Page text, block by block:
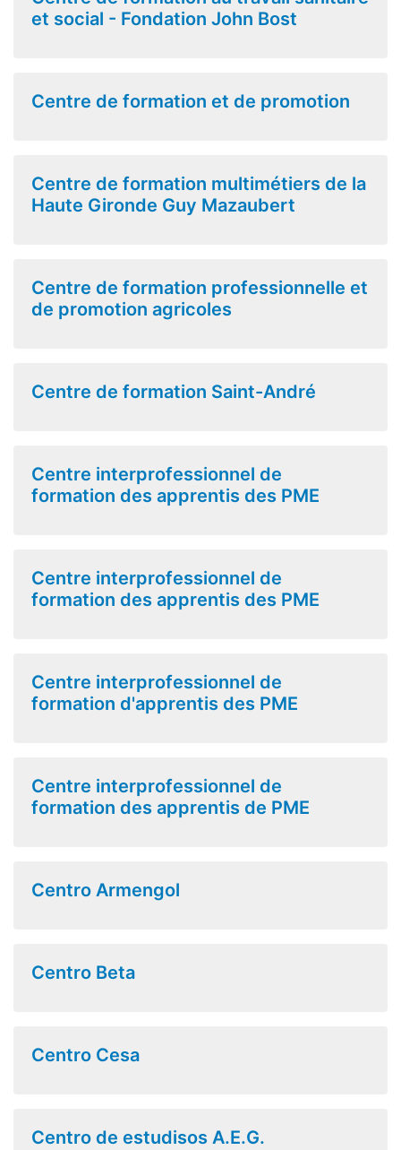
et social - Fondation John Bost
Centre de formation et de promotion
Centre de formation multimétiers de la
Haute Gironde Guy Mazaubert
Centre de formation professionnelle et
de promotion agricoles
Centre de formation Saint-André
Centre interprofessionnel de
formation des apprentis des PME
Centre interprofessionnel de
formation des apprentis des PME
Centre interprofessionnel de
formation d'apprentis des PME
Centre interprofessionnel de
formation des apprentis de PME
Centro Armengol
Centro Beta
Centro Cesa
Centro de estudisos A.E.G.